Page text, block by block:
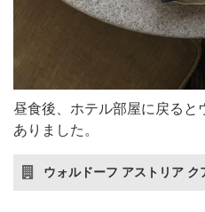
昼食後、ホテル部屋に戻ると
ありました。
ウォルドーフ アストリア ク